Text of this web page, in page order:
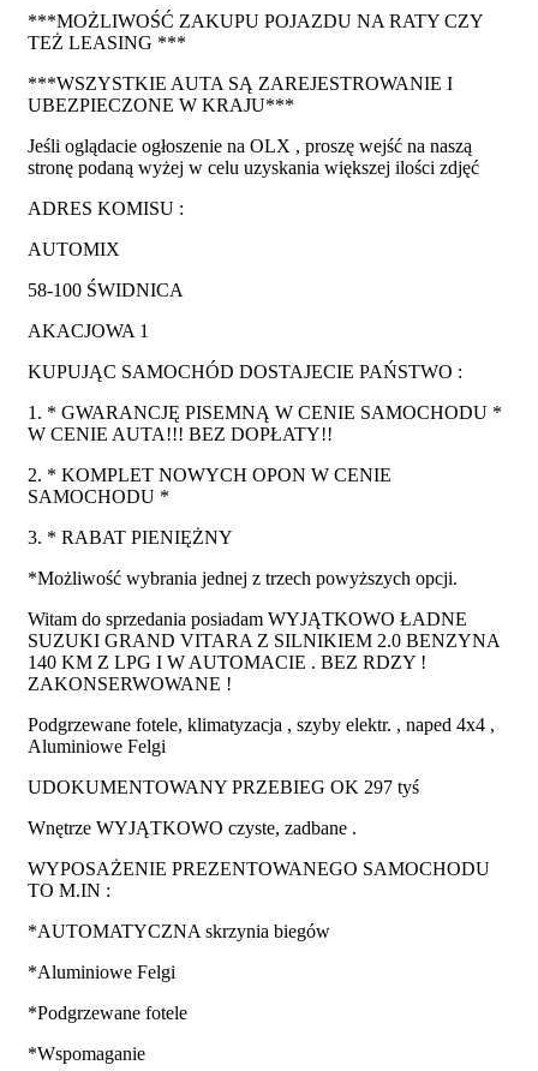
***MOŻLIWOŚĆ ZAKUPU POJAZDU NA RATY CZY
TEŻ LEASING ***
***WSZYSTKIE AUTA SĄ ZAREJESTROWANIE I
UBEZPIECZONE W KRAJU***
Jeśli oglądacie ogłoszenie na OLX , proszę wejść na naszą
stronę podaną wyżej w celu uzyskania większej ilości zdjęć
ADRES KOMISU :
AUTOMIX
58-100 ŚWIDNICA
AKACJOWA 1
KUPUJĄC SAMOCHÓD DOSTAJECIE PAŃSTWO :
1. * GWARANCJĘ PISEMNĄ W CENIE SAMOCHODU *
W CENIE AUTA!!! BEZ DOPŁATY!!
2. * KOMPLET NOWYCH OPON W CENIE
SAMOCHODU *
3. * RABAT PIENIĘŻNY
*Możliwość wybrania jednej z trzech powyższych opcji.
Witam do sprzedania posiadam WYJĄTKOWO ŁADNE
SUZUKI GRAND VITARA Z SILNIKIEM 2.0 BENZYNA
140 KM Z LPG I W AUTOMACIE . BEZ RDZY !
ZAKONSERWOWANE !
Podgrzewane fotele, klimatyzacja , szyby elektr. , naped 4x4 ,
Aluminiowe Felgi
UDOKUMENTOWANY PRZEBIEG OK 297 tyś
Wnętrze WYJĄTKOWO czyste, zadbane .
WYPOSAŻENIE PREZENTOWANEGO SAMOCHODU
TO M.IN :
*AUTOMATYCZNA skrzynia biegów
*Aluminiowe Felgi
*Podgrzewane fotele
*Wspomaganie